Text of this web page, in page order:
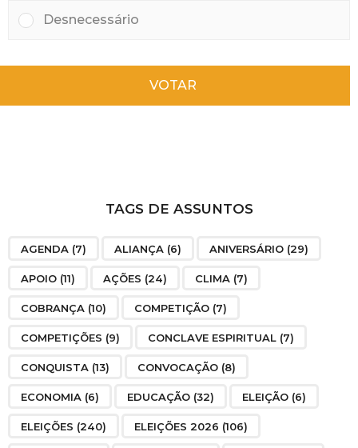
Desnecessário
VOTAR
TAGS DE ASSUNTOS
AGENDA (7) ALIANÇA (6) ANIVERSÁRIO (29)
APOIO (11) AÇÕES (24) CLIMA (7)
COBRANÇA (10) COMPETIÇÃO (7)
COMPETIÇÕES (9) CONCLAVE ESPIRITUAL (7)
CONQUISTA (13) CONVOCAÇÃO (8)
ECONOMIA (6) EDUCAÇÃO (32) ELEIÇÃO (6)
ELEIÇÕES (240) ELEIÇÕES 2026 (106)